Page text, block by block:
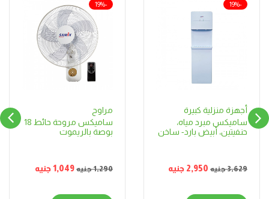
أجهزة منزلية كبيرة
ساميكس مبرد مياه،
حنفيتين، أبيض بارد- ساخن
3,629جنيه 2,950 جنيه
-19%
مراوح
ساميكس مروحة حائط 18
بوصة بالريموت
1,290جنيه 1,049جنيه
-19%